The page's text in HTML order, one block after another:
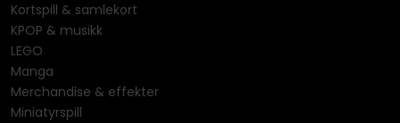
Kortspill & samlekort
KPOP & musikk
LEGO
Manga
Merchandise & effekter
Miniatyrspill